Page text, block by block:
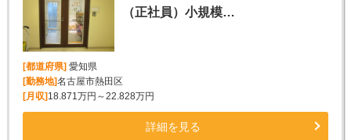
（正社員）小規模…
[都道府県]愛知県
[勤務地]名古屋市熱田区
[月収]18.871万円～22.828万円
詳細を見る